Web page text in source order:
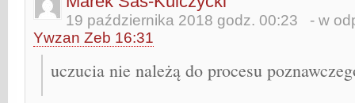
19 października 2018 godz. 00:23 - w
Ywzan Zeb 16:31
uczucia nie należą do procesu